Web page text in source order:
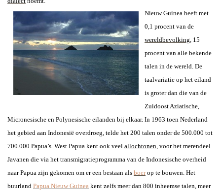
Nieuw Guinea heeft met
0,1 procent van de
wereldbevolking, 15
procent van alle bekende
talen in de wereld. De
taalvariatie op het eiland
is groter dan die van de
Zuidoost Aziatische,
Micronesische en Polynesische eilanden bij elkaar. In 1963 toen Nederland
het gebied aan Indonesië overdroeg, telde het 200 talen onder de 500.000 tot
700.000 Papua’s. West Papua kent ook veel allochtonen, voor het merendeel
Javanen die via het transmigratieprogramma van de Indonesische overheid
naar Papua zijn gekomen om er een bestaan als boerop te bouwen. Het
buurland Papua Nieuw Guinea kent zelfs meer dan 800 inheemse talen, meer